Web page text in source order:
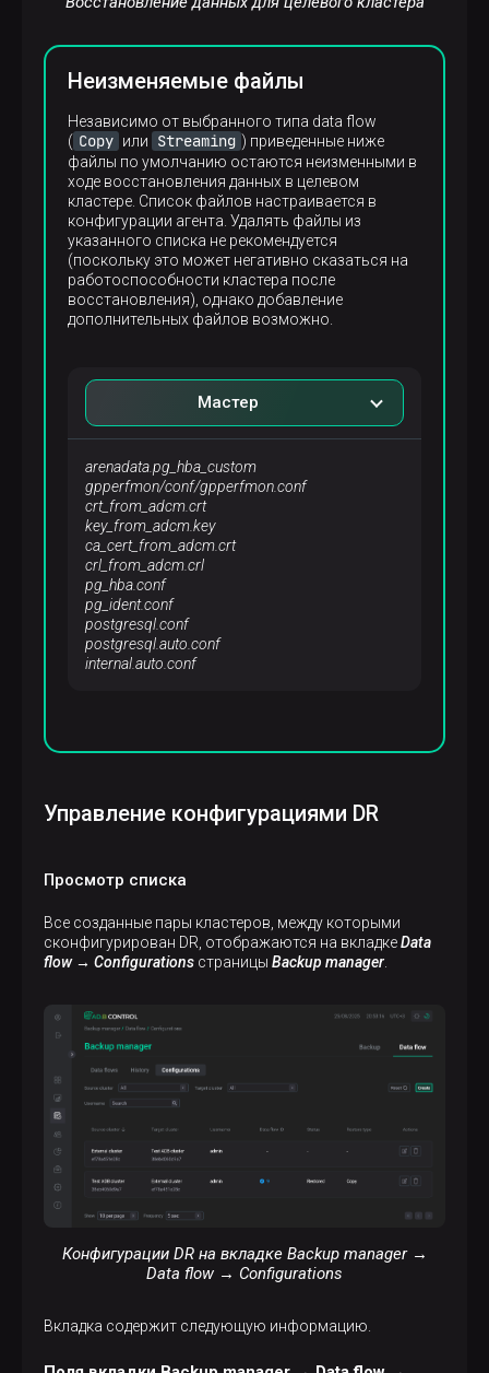
----+------------+-----------------------
(1 row)
Неизменяемые файлы
Независимо от выбранного типа data flow
( Copy или Streaming ) приведенные ниже
файлы по умолчанию остаются неизменными в
ходе восстановления данных в целевом
кластере. Список файлов настраивается в
конфигурации агента. Удалять файлы из
указанного списка не рекомендуется
(поскольку это может негативно сказаться на
работоспособности кластера после
восстановления), однако добавление
дополнительных файлов возможно.
Мастер
arenadata.pg_hba_custom
gpperfmon/conf/gpperfmon.conf
crt_from_adcm.crt
key_from_adcm.key
ca_cert_from_adcm.crt
crl_from_adcm.crl
pg_hba.conf
pg_ident.conf
postgresql.conf
postgresql.auto.conf
internal.auto.conf
Управление конфигурациями DR
Просмотр списка
Все созданные пары кластеров, между которыми
сконфигурирован DR, отображаются на вкладкеData
flow → Configurations страницы Backup manager
Конфигурации DR на вкладке Backup manager →
Data flow → Configurations
Вкладка содержит следующую информацию.